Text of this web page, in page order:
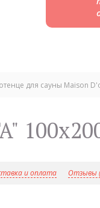
для сауны Maison
и оплата Отзывы